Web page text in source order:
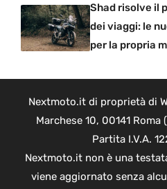
Shad risolve il
dei viaggi: le
per la propria
Nextmoto.it di proprietà di
Marchese 10, 00141 Roma
Partita I.V.A.
Nextmoto.it non è una
viene aggiornato senza